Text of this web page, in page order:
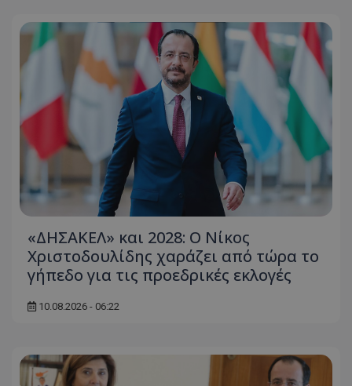
«ΔΗΣΑΚΕΛ» και 2028: Ο Νίκος
Χριστοδουλίδης χαράζει από τώρα το
γήπεδο για τις προεδρικές εκλογές
10.08.2026 - 06:22